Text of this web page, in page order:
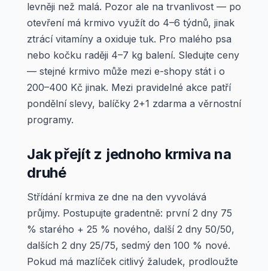
levněji než malá. Pozor ale na trvanlivost — po
otevření má krmivo využít do 4–6 týdnů, jinak
ztrácí vitamíny a oxiduje tuk. Pro malého psa
nebo kočku raději 4–7 kg balení. Sledujte ceny
— stejné krmivo může mezi e-shopy stát i o
200–400 Kč jinak. Mezi pravidelné akce patří
pondělní slevy, balíčky 2+1 zdarma a věrnostní
programy.
Jak přejít z jednoho krmiva na
druhé
Střídání krmiva ze dne na den vyvolává
průjmy. Postupujte gradentně: první 2 dny 75
% starého + 25 % nového, další 2 dny 50/50,
dalších 2 dny 25/75, sedmý den 100 % nové.
Pokud má mazlíček citlivý žaludek, prodloužte